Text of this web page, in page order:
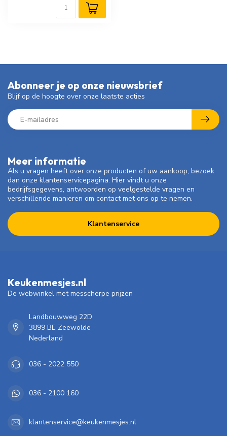
Meer informatie
Als u vragen heeft over onze producten of uw aankoop, bezoek
dan onze klantenservicepagina. Hier vindt u onze
bedrijfsgegevens, antwoorden op veelgestelde vragen en
verschillende manieren om contact met ons op te nemen.
Klantenservice
Abonneer je op onze nieuwsbrief
Blijf op de hoogte over onze laatste acties
Keukenmesjes.nl
De webwinkel met messcherpe prijzen
Landbouwweg 22D
3899 BE Zeewolde
Nederland
036 - 2022 550
036 - 2100 160
klantenservice@keukenmesjes.nl